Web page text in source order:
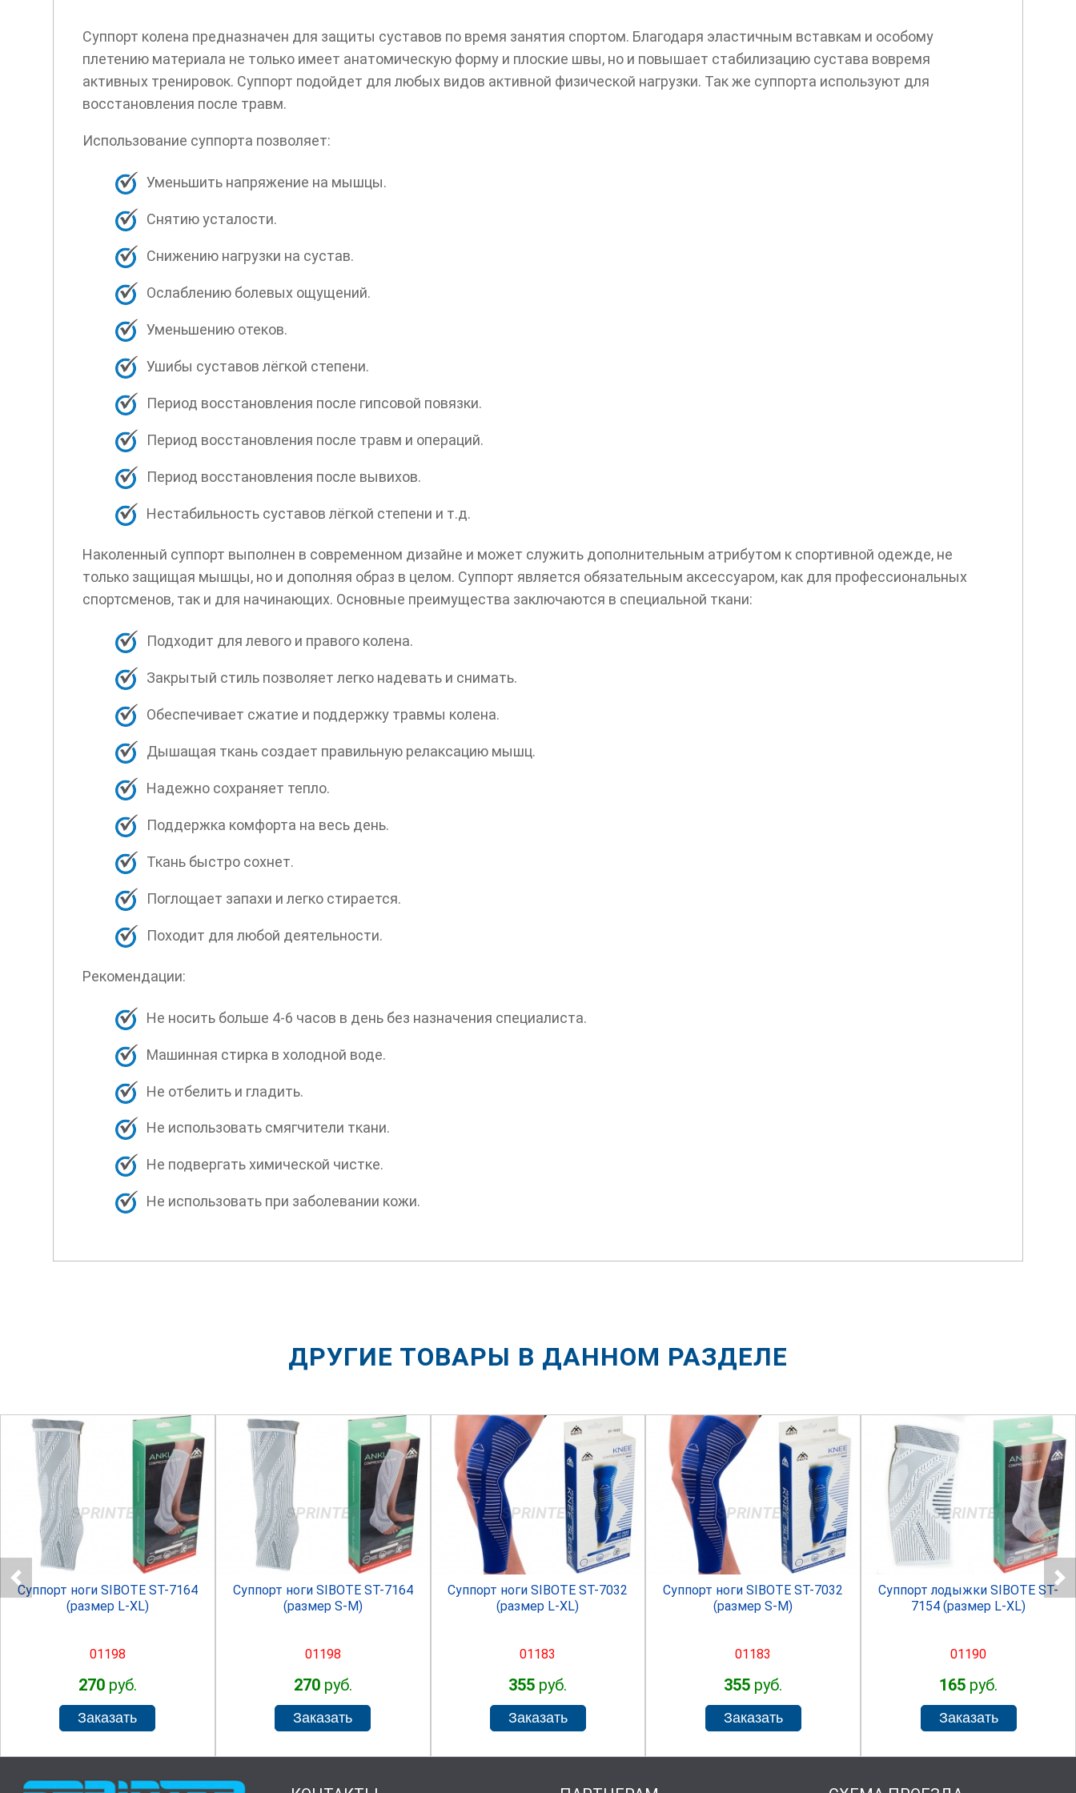
Суппорт колена предназначен для защиты суставов по время занятия спортом. Благодаря эластичным вставкам и особому
плетению материала не только имеет анатомическую форму и плоские швы, но и повышает стабилизацию сустава вовремя
активных тренировок. Суппорт подойдет для любых видов активной физической нагрузки. Так же суппорта используют для
восстановления после травм.
Использование суппорта позволяет:
Уменьшить напряжение на мышцы.
Снятию усталости.
Снижению нагрузки на сустав.
Ослаблению болевых ощущений.
Уменьшению отеков.
Ушибы суставов лёгкой степени.
Период восстановления после гипсовой повязки.
Период восстановления после травм и операций.
Период восстановления после вывихов.
Нестабильность суставов лёгкой степени и т.д.
Наколенный суппорт выполнен в современном дизайне и может служить дополнительным атрибутом к спортивной одежде, не
только защищая мышцы, но и дополняя образ в целом. Суппорт является обязательным аксессуаром, как для профессиональных
спортсменов, так и для начинающих. Основные преимущества заключаются в специальной ткани:
Подходит для левого и правого колена.
Закрытый стиль позволяет легко надевать и снимать.
Обеспечивает сжатие и поддержку травмы колена.
Дышащая ткань создает правильную релаксацию мышц.
Надежно сохраняет тепло.
Поддержка комфорта на весь день.
Ткань быстро сохнет.
Поглощает запахи и легко стирается.
Походит для любой деятельности.
Рекомендации:
Не носить больше 4-6 часов в день без назначения специалиста.
Машинная стирка в холодной воде.
Не отбелить и гладить.
Не использовать смягчители ткани.
Не подвергать химической чистке.
Не использовать при заболевании кожи.
ДРУГИЕ ТОВАРЫ В ДАННОМ РАЗДЕЛЕ
SPRINTER
Суппорт ноги SIBOTE ST-7164
(размер L-XL)
01198
270руб.
SPRINTER
Суппорт ноги SIBOTE ST-7164
(размер S-M)
01198
270руб.
SPRINTER
Суппорт ноги SIBOTE ST-7032
(размер L-XL)
01183
355 руб.
SPRINTER
Суппорт ноги SIBOTE ST-7032
(размер S-M)
01183
355 руб.
SPRINTER
Суппорт лодыжки SIBOTE ST-
7154 (размер L-XL)
01190
165 руб.